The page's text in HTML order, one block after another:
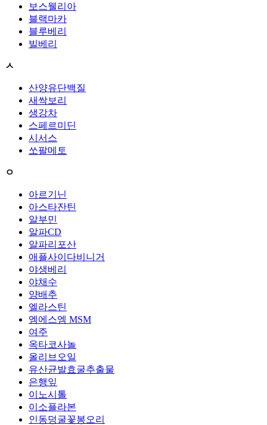
보스웰리아
블랙마카
블루베리
빌베리
ㅅ
산양유단백질
새싹보리
생강차
스페르미딘
시서스
쏘팔메토
ㅇ
아르기닌
아스타잔틴
알부민
알파CD
알파리포산
애플사이다비니거
야생베리
야채수
양배추
엘라스틴
엠에스엠 MSM
여주
옥타코사놀
올리브오일
유산균발효굴추출물
은행잎
이노시톨
이소플라본
인동덩굴꽃봉오리